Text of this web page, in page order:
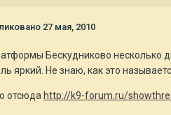
27 мая, 2010
Бескудниково несколько
яркий. Не знаю, как это
отсюда http://k9-forum.ru/